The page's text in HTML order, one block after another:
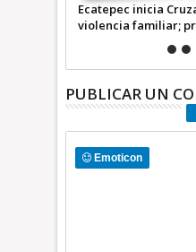
Ecatepec inicia
violencia familiar;
denuncias penales
PUBLICAR UN
Emoticon